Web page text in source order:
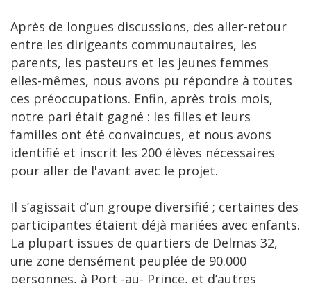
Après de longues discussions, des aller-retour
entre les dirigeants communautaires, les
parents, les pasteurs et les jeunes femmes
elles-mêmes, nous avons pu répondre à toutes
ces préoccupations. Enfin, après trois mois,
notre pari était gagné : les filles et leurs
familles ont été convaincues, et nous avons
identifié et inscrit les 200 élèves nécessaires
pour aller de l'avant avec le projet.
Il s’agissait d’un groupe diversifié ; certaines des
participantes étaient déjà mariées avec enfants.
La plupart issues de quartiers de Delmas 32,
une zone densément peuplée de 90.000
personnes, à Port -au- Prince, et d’autres